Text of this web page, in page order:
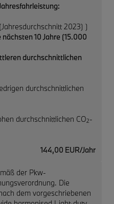
2023) )
10 Jahre (15.000
durchschnittlichen
durchschnittlichen
durchschnittlichen CO2-
144,00 EUR/Jahr
der Pkw-
Die
dem vorgeschriebenen